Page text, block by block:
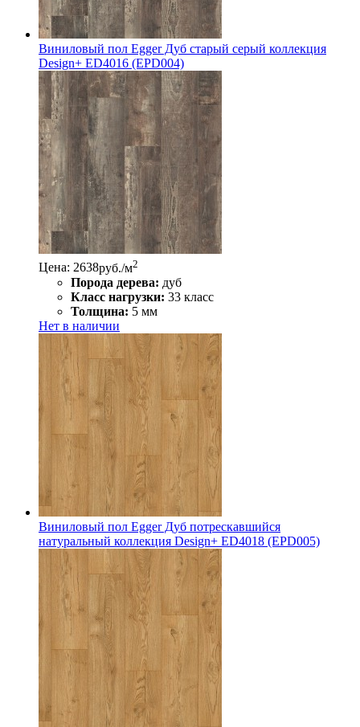
Виниловый пол Egger Дуб старый серый коллекция
Design+ ED4016 (EPD004)
Цена: 2638руб./м2
Порода дерева: дуб
Класс нагрузки: 33 класс
Толщина: 5 мм
Нет в наличии
Виниловый пол Egger Дуб потрескавшийся
натуральный коллекция Design+ ED4018 (EPD005)